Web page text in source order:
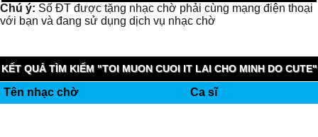
Chú ý: Số ĐT được tặng nhạc chờ phải cùng mạng điện thoại
với bạn và đang sử dụng dịch vụ nhạc chờ
KẾT QUẢ TÌM KIẾM "TOI MUON CUOI IT LAI CHO MINH DO CUTE"
Tên nhạc chờ Ca sĩ